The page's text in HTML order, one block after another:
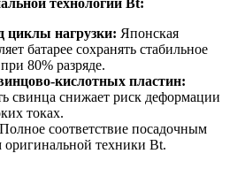
технологии Bt:
циклы нагрузки: Японская
батарее сохранять стабильное
80% разряде.
кислотных пластин:
свинца снижает риск деформации
токах.
Полное соответствие посадочным
техники Bt.